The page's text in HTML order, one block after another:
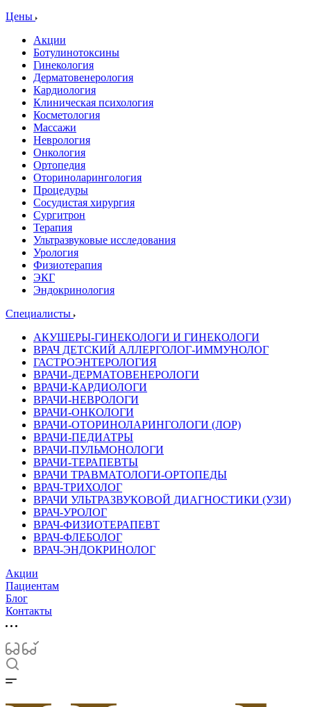
Цены
Акции
Ботулинотоксины
Гинекология
Дерматовенерология
Кардиология
Клиническая психология
Косметология
Массажи
Неврология
Онкология
Ортопедия
Оториноларингология
Процедуры
Сосудистая хирургия
Сургитрон
Терапия
Ультразвуковые исследования
Урология
Физиотерапия
ЭКГ
Эндокринология
Специалисты
АКУШЕРЫ-ГИНЕКОЛОГИ И ГИНЕКОЛОГИ
ВРАЧ ДЕТСКИЙ АЛЛЕРГОЛОГ-ИММУНОЛОГ
ГАСТРОЭНТЕРОЛОГИЯ
ВРАЧИ-ДЕРМАТОВЕНЕРОЛОГИ
ВРАЧИ-КАРДИОЛОГИ
ВРАЧИ-НЕВРОЛОГИ
ВРАЧИ-ОНКОЛОГИ
ВРАЧИ-ОТОРИНОЛАРИНГОЛОГИ (ЛОР)
ВРАЧИ-ПЕДИАТРЫ
ВРАЧИ-ПУЛЬМОНОЛОГИ
ВРАЧИ-ТЕРАПЕВТЫ
ВРАЧИ ТРАВМАТОЛОГИ-ОРТОПЕДЫ
ВРАЧ-ТРИХОЛОГ
ВРАЧИ УЛЬТРАЗВУКОВОЙ ДИАГНОСТИКИ (УЗИ)
ВРАЧ-УРОЛОГ
ВРАЧ-ФИЗИОТЕРАПЕВТ
ВРАЧ-ФЛЕБОЛОГ
ВРАЧ-ЭНДОКРИНОЛОГ
Акции
Пациентам
Блог
Контакты